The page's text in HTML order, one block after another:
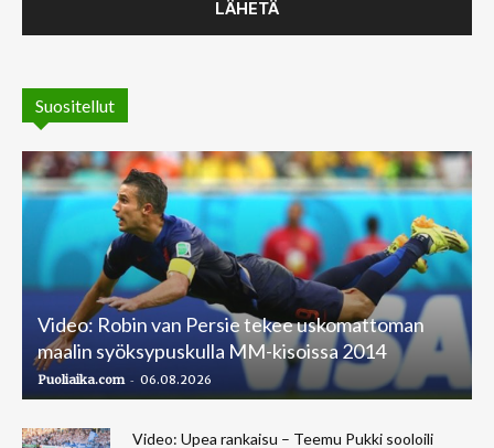
Suositellut
Video: Robin van Persie tekee uskomattoman
maalin syöksypuskulla MM-kisoissa 2014
Puoliaika.com - 06.08.2026
Video: Upea rankaisu – Teemu Pukki sooloili